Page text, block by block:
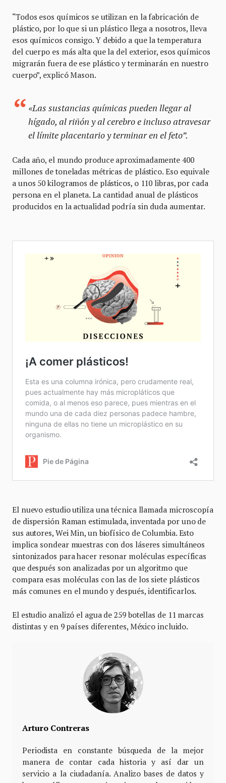
“Todos esos químicos se utilizan en la fabricación de
plástico, por lo que si un plástico llega a nosotros, lleva
esos químicos consigo. Y debido a que la temperatura
del cuerpo es más alta que la del exterior, esos químicos
migrarán fuera de ese plástico y terminarán en nuestro
cuerpo”, explicó Mason.
«Las sustancias químicas pueden llegar al
hígado, al riñón y al cerebro e incluso atravesar
el límite placentario y terminar en el feto”.
Cada año, el mundo produce aproximadamente 400
millones de toneladas métricas de plástico. Eso equivale
a unos 50 kilogramos de plásticos, o 110 libras, por cada
persona en el planeta. La cantidad anual de plásticos
producidos en la actualidad podría sin duda aumentar.
El nuevo estudio utiliza una técnica llamada microscopía
de dispersión Raman estimulada, inventada por uno de
sus autores, Wei Min, un biofísico de Columbia. Esto
implica sondear muestras con dos láseres simultáneos
sintonizados para hacer resonar moléculas específicas
que después son analizadas por un algoritmo que
compara esas moléculas con las de los siete plásticos
más comunes en el mundo y después, identificarlos.
El estudio analizó el agua de 259 botellas de 11 marcas
distintas y en 9 países diferentes, México incluido.
Arturo Contreras
Periodista en constante búsqueda de la mejor
manera de contar cada historia y así dar un
servicio a la ciudadanía. Analizo bases de datos y